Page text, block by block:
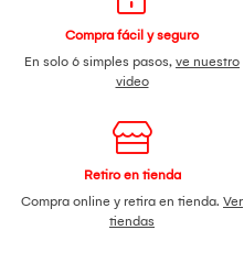
Compra fácil y seguro
En solo 6 simples pasos, ve nuestro
video
Retiro en tienda
Compra online y retira en tienda. Ver
tiendas